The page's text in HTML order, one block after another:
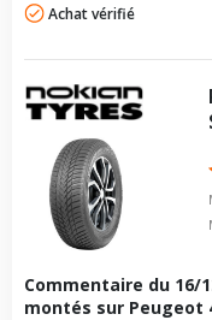
Achat vérifié
Commentaire du 16/
montés sur Peugeot